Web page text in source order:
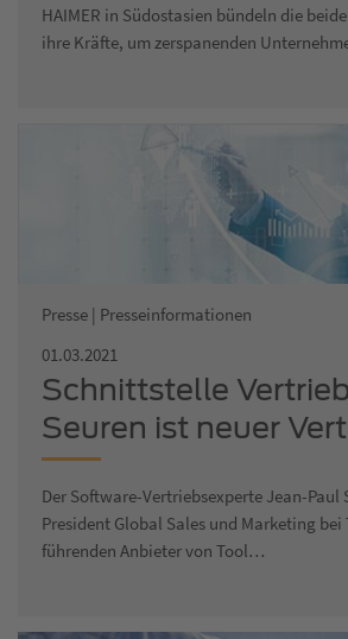
HAIMER in Südostasien bündeln die
ihre Kräfte, um zerspanenden
Presse | Presseinformationen
01.03.2021
Schnittstelle
Seuren ist neuer
bei TDM Systems
Der Software-Vertriebsexperte Jean-Paul
President Global Sales und Marketing bei
führenden Anbieter von Tool…